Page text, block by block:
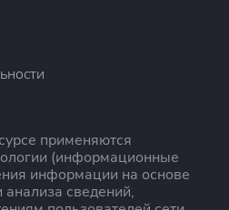
применяются
(информационные
информации на основе
анализа сведений,